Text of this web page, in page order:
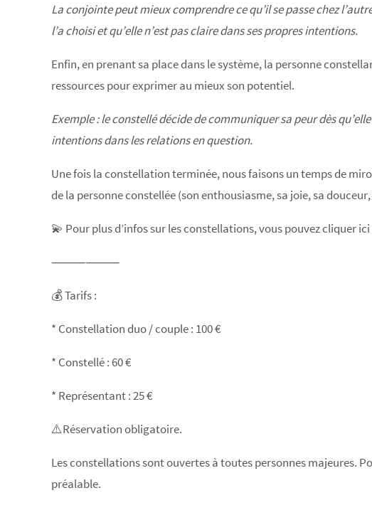
La conjointe peut mieux comprendre ce qu’il se passe chez
l’a choisi et qu’elle n’est pas claire dans ses propres intentions.
Enfin, en prenant sa place dans le système, la personne
ressources pour exprimer au mieux son potentiel.
Exemple : le constellé décide de communiquer sa peur dès
intentions dans les relations en question.
Une fois la constellation terminée, nous faisons un temps de
de la personne constellée (son enthousiasme, sa joie, sa
💫 Pour plus d’infos sur les constellations, vous pouvez cliquer
⸻⸻
💰 Tarifs :
* Constellation duo / couple : 100 €
* Constellé : 60 €
* Représentant : 25 €
⚠️Réservation obligatoire.
Les constellations sont ouvertes à toutes personnes majeures.
préalable.